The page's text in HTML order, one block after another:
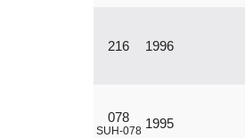
216 1996
078
SUH-078 1995